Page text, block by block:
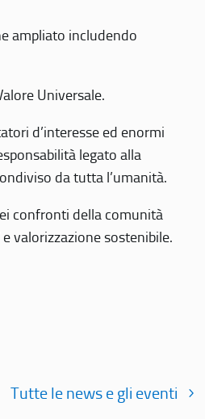
ampliato includendo
Universale.
d’interesse ed enormi
legato alla
da tutta l’umanità.
confronti della comunità
valorizzazione sostenibile.
Tutte le news e gli eventi